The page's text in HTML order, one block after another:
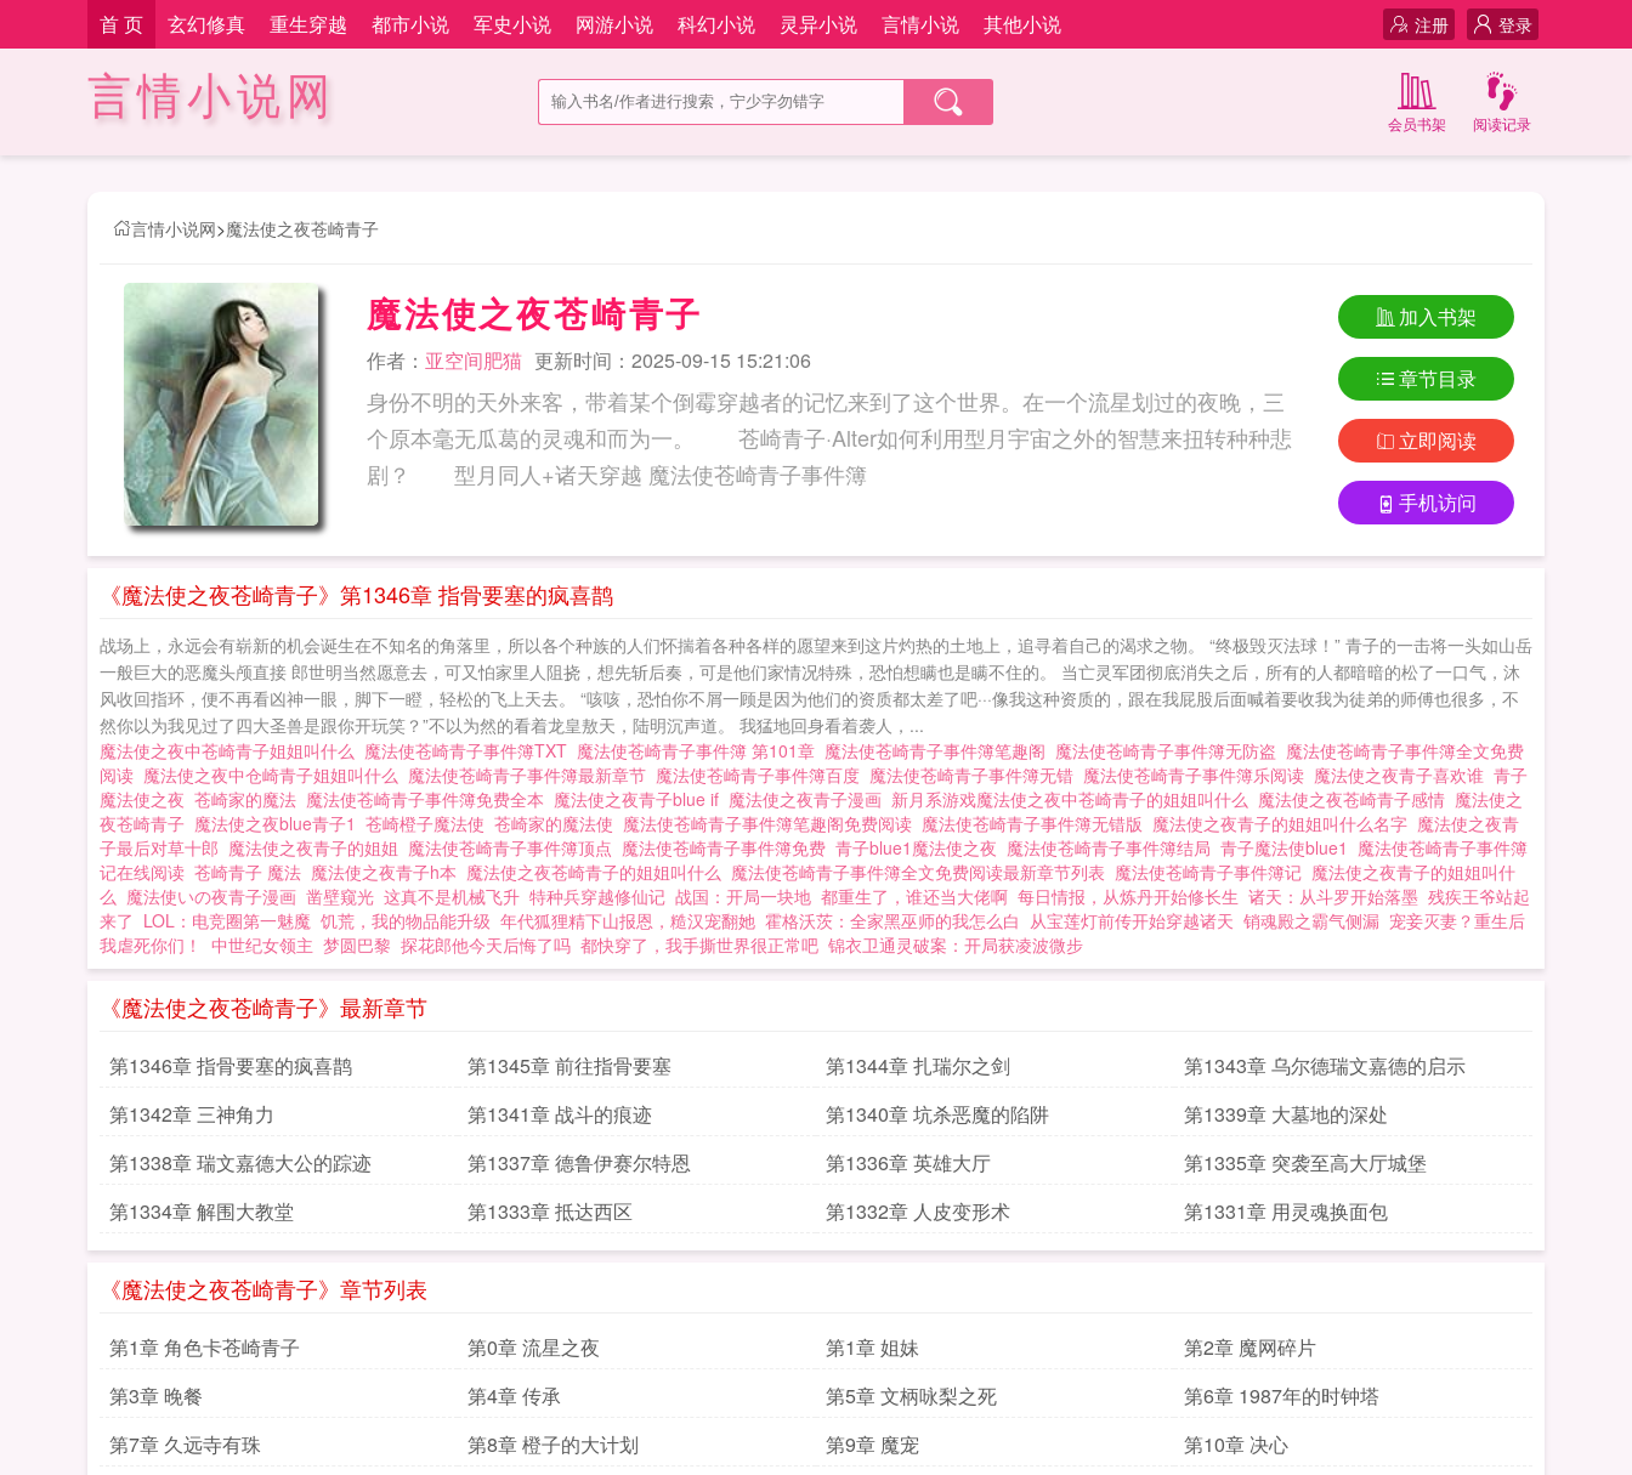
首 页 玄幻修真 重生穿越 都市小说 军史小说 网游小说 科幻小说 灵异小说 言情小说 其他小说 登录
注册
言情小说网 阅读记录
会员书架
言情小说网>魔法使之夜苍崎青子
魔法使之夜苍崎青子
作者： 亚空间肥猫 更新时间：2025-09-15 15:21:06
身份不明的天外来客，带着某个倒霉穿越者的记忆来到了这个世界。在一个流星划过的夜晚，三
个原本毫无瓜葛的灵魂和而为一。 苍崎青子·Alter如何利用型月宇宙之外的智慧来扭转种种悲
剧？ 型月同人+诸天穿越 魔法使苍崎青子事件簿
加入书架
章节目录
立即阅读
手机访问
《魔法使之夜苍崎青子》第1346章 指骨要塞的疯喜鹊
战场上，永远会有崭新的机会诞生在不知名的角落里，所以各个种族的人们怀揣着各种各样的愿望来到这片灼热的土地上，追寻着自己的渴求之物。 “终极毁灭法球！” 青子的一击将一头如山岳
一般巨大的恶魔头颅直接 郎世明当然愿意去，可又怕家里人阻挠，想先斩后奏，可是他们家情况特殊，恐怕想瞒也是瞒不住的。 当亡灵军团彻底消失之后，所有的人都暗暗的松了一口气，沐
风收回指环，便不再看凶神一眼，脚下一瞪，轻松的飞上天去。 “咳咳，恐怕你不屑一顾是因为他们的资质都太差了吧···像我这种资质的，跟在我屁股后面喊着要收我为徒弟的师傅也很多，不
然你以为我见过了四大圣兽是跟你开玩笑？”不以为然的看着龙皇敖天，陆明沉声道。 我猛地回身看着袭人，...
魔法使之夜中苍崎青子姐姐叫什么 魔法使苍崎青子事件簿TXT 魔法使苍崎青子事件簿 第101章 魔法使苍崎青子事件簿笔趣阁 魔法使苍崎青子事件簿无防盗 魔法使苍崎青子事件簿全文免费
阅读 魔法使之夜中仓崎青子姐姐叫什么 魔法使苍崎青子事件簿最新章节 魔法使苍崎青子事件簿百度 魔法使苍崎青子事件簿无错 魔法使苍崎青子事件簿乐阅读 魔法使之夜青子喜欢谁 青子
魔法使之夜 苍崎家的魔法 魔法使苍崎青子事件簿免费全本 魔法使之夜青子blue if 魔法使之夜青子漫画 新月系游戏魔法使之夜中苍崎青子的姐姐叫什么 魔法使之夜苍崎青子感情 魔法使之
夜苍崎青子 魔法使之夜blue青子1 苍崎橙子魔法使 苍崎家的魔法使 魔法使苍崎青子事件簿笔趣阁免费阅读 魔法使苍崎青子事件簿无错版 魔法使之夜青子的姐姐叫什么名字 魔法使之夜青
子最后对草十郎 魔法使之夜青子的姐姐 魔法使苍崎青子事件簿顶点 魔法使苍崎青子事件簿免费 青子blue1魔法使之夜 魔法使苍崎青子事件簿结局 青子魔法使blue1 魔法使苍崎青子事件簿
记在线阅读 苍崎青子 魔法 魔法使之夜青子h本 魔法使之夜苍崎青子的姐姐叫什么 魔法使苍崎青子事件簿全文免费阅读最新章节列表 魔法使苍崎青子事件簿记 魔法使之夜青子的姐姐叫什
么 魔法使いの夜青子漫画 凿壁窥光 这真不是机械飞升 特种兵穿越修仙记 战国：开局一块地 都重生了，谁还当大佬啊 每日情报，从炼丹开始修长生 诸天：从斗罗开始落墨 残疾王爷站起
来了 LOL：电竞圈第一魅魔 饥荒，我的物品能升级 年代狐狸精下山报恩，糙汉宠翻她 霍格沃茨：全家黑巫师的我怎么白 从宝莲灯前传开始穿越诸天 销魂殿之霸气侧漏 宠妾灭妻？重生后
我虐死你们！
中世纪女领主 梦圆巴黎 探花郎他今天后悔了吗 都快穿了，我手撕世界很正常吧 锦衣卫通灵破案：开局获凌波微步
《魔法使之夜苍崎青子》最新章节
第1346章 指骨要塞的疯喜鹊 第1345章 前往指骨要塞 第1344章 扎瑞尔之剑
第1343章 乌尔德瑞文嘉德的启示
第1342章 三神角力
第1341章 战斗的痕迹 第1340章 坑杀恶魔的陷阱
第1339章 大墓地的深处
第1338章 瑞文嘉德大公的踪迹
第1337章 德鲁伊赛尔特恩 第1336章 英雄大厅
第1335章 突袭至高大厅城堡
第1334章 解围大教堂
第1333章 抵达西区 第1332章 人皮变形术 第1331章 用灵魂换面包
《魔法使之夜苍崎青子》章节列表
第1章 角色卡苍崎青子 第0章 流星之夜 第1章 姐妹
第2章 魔网碎片
第3章 晚餐
第4章 传承 第5章 文柄咏梨之死
第6章 1987年的时钟塔
第7章 久远寺有珠
第8章 橙子的大计划 第9章 魔宠
第10章 决心